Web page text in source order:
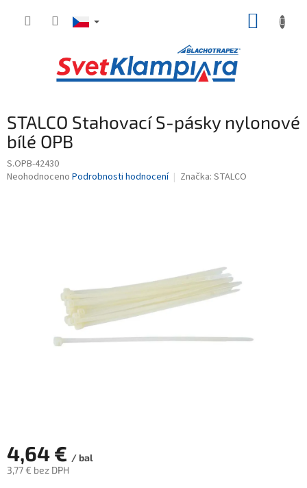
STALCO Stahovací S-pásky nylonové
bílé OPB
S.OPB-42430
Průměrné
Neohodnoceno Podrobnosti hodnocení Značka: STALCO
4,64 € / bal
3,77 € bez DPH